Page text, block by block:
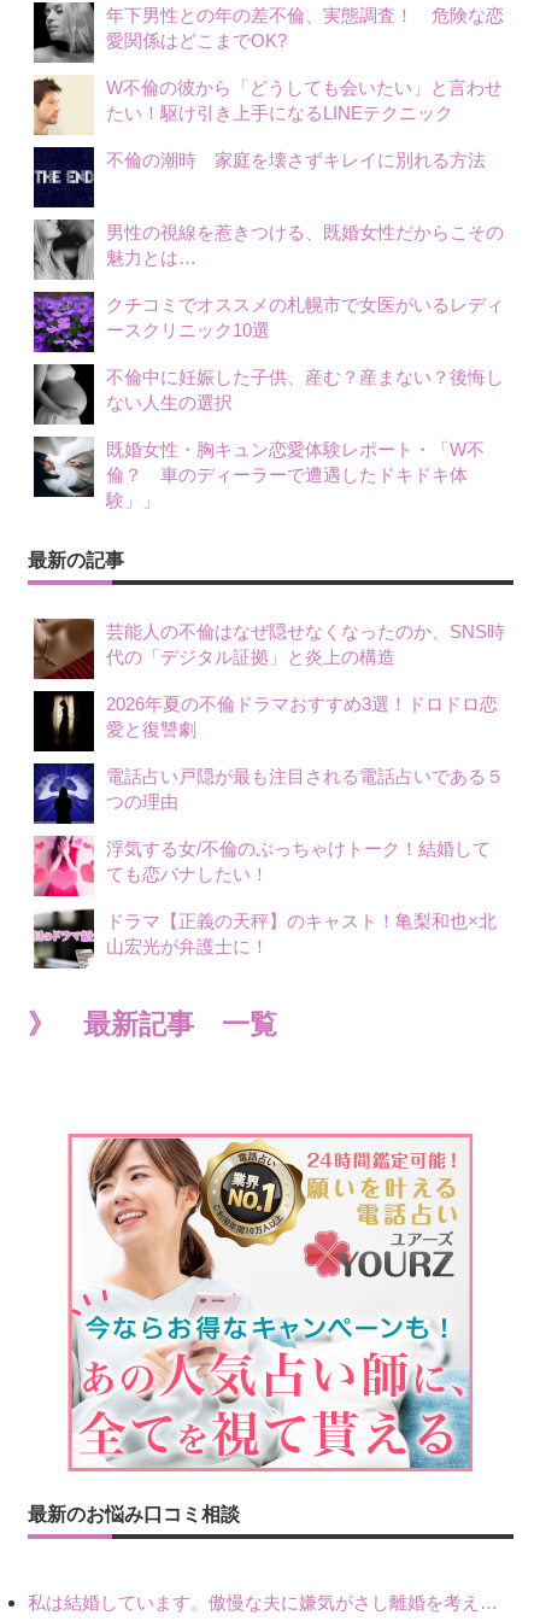
年下男性との年の差不倫、実態調査！ 危険な恋
愛関係はどこまでOK?
W不倫の彼から「どうしても会いたい」と言わせ
たい！駆け引き上手になるLINEテクニック
不倫の潮時 家庭を壊さずキレイに別れる方法
男性の視線を惹きつける、既婚女性だからこその
魅力とは…
クチコミでオススメの札幌市で女医がいるレディ
ースクリニック10選
不倫中に妊娠した子供、産む？産まない？後悔し
ない人生の選択
既婚女性・胸キュン恋愛体験レポート・「W不
倫？ 車のディーラーで遭遇したドキドキ体
験」」
最新の記事
芸能人の不倫はなぜ隠せなくなったのか、SNS時
代の「デジタル証拠」と炎上の構造
2026年夏の不倫ドラマおすすめ3選！ドロドロ恋
愛と復讐劇
電話占い戸隠が最も注目される電話占いである５
つの理由
浮気する女/不倫のぶっちゃけトーク！結婚して
ても恋バナしたい！
ドラマ【正義の天秤】のキャスト！亀梨和也×北
山宏光が弁護士に！
》 最新記事 一覧
最新のお悩み口コミ相談
私は結婚しています。傲慢な夫に嫌気がさし離婚を考えていたときに、彼と出会いました。彼には恋人がいましたが、話をするうちに、夫とのことを相談するようにな